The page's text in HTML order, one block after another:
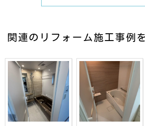
関連のリフォーム施工事例